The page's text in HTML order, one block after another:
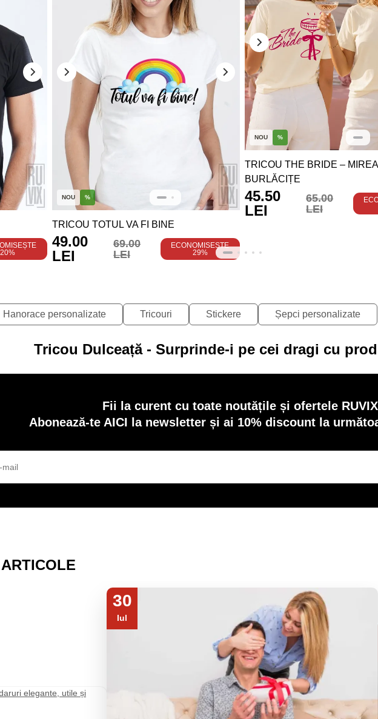
20%
NOU %
TRICOU TOTUL VA FI BINE
49.00
LEI
69.00
LEI
ECONOMISEȘTE
29%
NOU %
TRICOU THE BRIDE –
BURLĂCIȚE
45.50
LEI
65.00
LEI
Hanorace personalizate Tricouri Stickere Șepci personalizate
Tricou Dulceață - Surprinde-i pe cei dragi cu
Fii la curent cu toate noutățile și ofertele
Abonează-te AICI la newsletter și ai 10% discount la
30
Iul